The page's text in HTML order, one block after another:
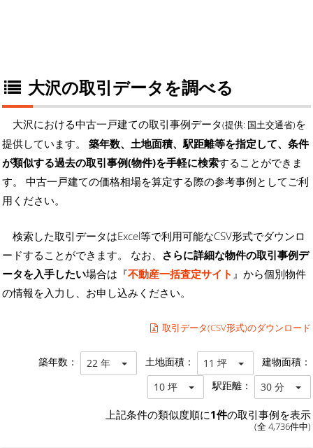
大沢の取引データを調べる
大沢における中古一戸建ての取引事例データ(提供: 国土交通省)を
提供しています。 築年数、土地面積、駅距離等を指定して、条件
が類似する過去の取引事例(物件)を手軽に検索することができま
す。 中古一戸建ての価格相場を算定する際の参考事例としてご利
用ください。
検索した取引データはExcel等で利用可能なCSV形式でダウンロ
ードすることができます。 なお、 さらに詳細な物件の取引事例デ
ータを入手したい場合は『不動産一括査定サイト 』から個別物件
の情報を入力し、お申し込みください。
取引データ(CSV形式)のダウンロード
築年数： 22 年 土地面積： 11 坪 建物面積：
10 坪 駅距離： 30 分
上記条件の類似度順に1件の取引事例を表示
(全 4,736件中)